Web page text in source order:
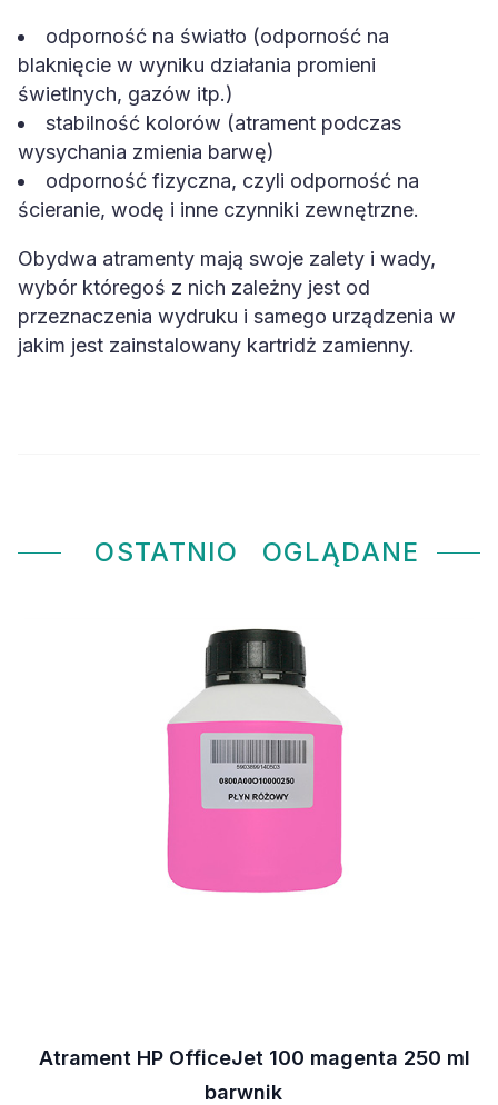
odporność na światło (odporność na
blaknięcie w wyniku działania promieni
świetlnych, gazów itp.)
stabilność kolorów (atrament podczas
wysychania zmienia barwę)
odporność fizyczna, czyli odporność na
ścieranie, wodę i inne czynniki zewnętrzne.
Obydwa atramenty mają swoje zalety i wady,
wybór któregoś z nich zależny jest od
przeznaczenia wydruku i samego urządzenia w
jakim jest zainstalowany kartridż zamienny.
OSTATNIO OGLĄDANE
Atrament HP OfficeJet 100 magenta 250 ml
barwnik